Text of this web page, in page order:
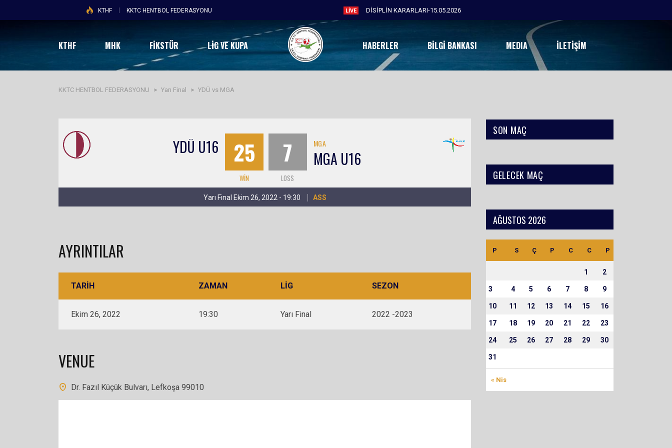
KTHF KKTC HENTBOL FEDERASYONU LIVE DİSİPLİN KARARLARI-15.05.2026
KTHF MHK FİKSTÜR LIG VE KUPA HABERLER BILGI BANKASI MEDIA İLETIŞIM
KKTC HENTBOL FEDERASYONU > Yarı Final > YDÜ vs MGA
YDÜ U16 25
WIN
7
LOSS
MGA
MGA U16
Yarı Final Ekim 26, 2022 - 19:30 ASS
AYRINTILAR
TARIH ZAMAN LIG SEZON
Ekim 26, 2022 19:30 Yarı Final 2022 -2023
VENUE
Dr. Fazıl Küçük Bulvarı, Lefkoşa 99010
SON MAÇ
GELECEK MAÇ
AĞUSTOS 2026
P S Ç P C C P
« Nis
1 2
3 4 5 6 7 8 9
10 11 12 13 14 15 16
17 18 19 20 21 22 23
24 25 26 27 28 29 30
31